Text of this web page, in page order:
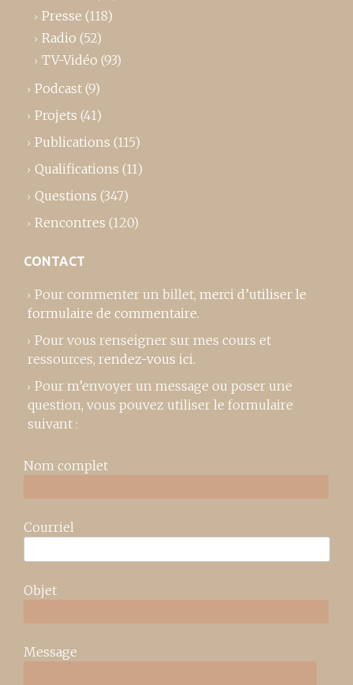
Presse (118)
Radio (52)
TV-Vidéo (93)
Podcast (9)
Projets (41)
Publications (115)
Qualifications (11)
Questions (347)
Rencontres (120)
CONTACT
Pour commenter un billet, merci d’utiliser le
formulaire de commentaire.
Pour vous renseigner sur mes cours et
ressources, rendez-vous ici.
Pour m’envoyer un message ou poser une
question, vous pouvez utiliser le formulaire
suivant :
Nom complet
Courriel
Objet
Message